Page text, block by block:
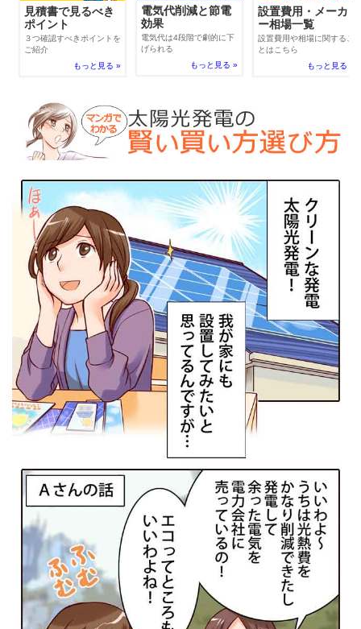
見積書で見るべき
ポイント
３つ確認すべきポイントを
ご紹介
もっと見る »
電気代削減と節電
効果
電気代は4段階で劇的に下
げられる
もっと見る »
設置費用・メーカ
ー相場一覧
設置費用や相場に関するこ
とはこちら
もっと見る »